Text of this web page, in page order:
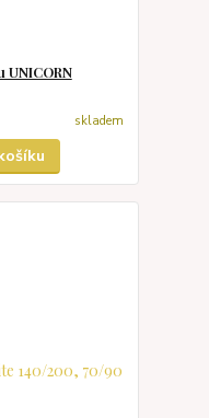
UNICORN
skladem